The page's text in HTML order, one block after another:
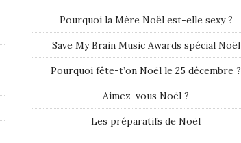
Pourquoi la Mère Noël est-elle sexy ?
Save My Brain Music Awards spécial Noël
Pourquoi fête-t’on Noël le 25 décembre ?
Aimez-vous Noël ?
Les préparatifs de Noël